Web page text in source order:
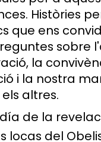
Històries
que ens
sobre
la
i la nostra
altres.
día de la
locas del